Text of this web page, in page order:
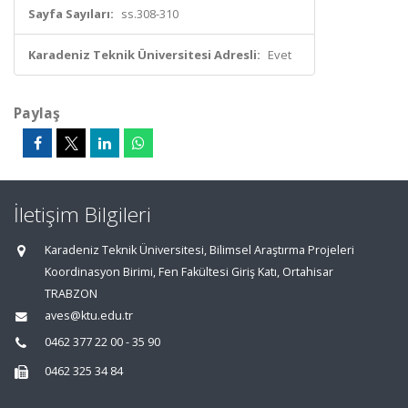
Sayfa Sayıları: ss.308-310
Karadeniz Teknik Üniversitesi Adresli: Evet
Paylaş
İletişim Bilgileri
Karadeniz Teknik Üniversitesi, Bilimsel Araştırma Projeleri
Koordinasyon Birimi, Fen Fakültesi Giriş Katı, Ortahisar
TRABZON
aves@ktu.edu.tr
0462 377 22 00 - 35 90
0462 325 34 84